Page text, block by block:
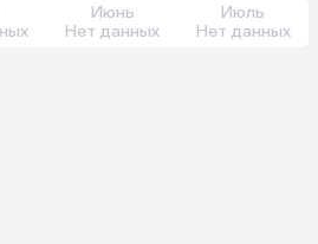
Июнь
Нет данных
Июль
Нет данных